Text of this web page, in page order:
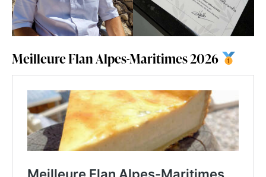
Meilleure Flan Alpes-Maritimes 2026